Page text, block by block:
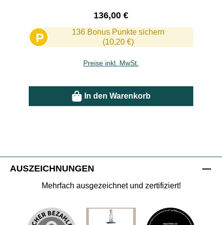
Regulärer Preis:
136,00 €
P
136 Bonus Punkte sichern
(10,20 €)
Preise inkl. MwSt.
In den Warenkorb
AUSZEICHNUNGEN
Mehrfach ausgezeichnet und zertifiziert!